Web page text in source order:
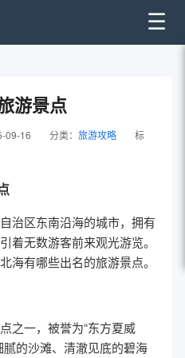
☰
游景点
09-16 分类： 旅游攻略
标
治区东南沿海的城市，拥有
着无数游客前来观光游览。
海有哪些出名的旅游景点。
之一，被誉为“东方夏威
的沙滩、清澈见底的碧海